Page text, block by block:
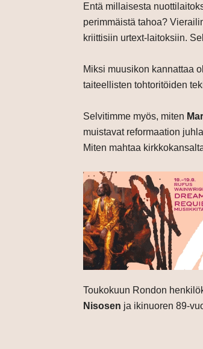
Entä millaisesta
perimmäistä tahoa?
kriittisiin urtext-laitoksiin.
Miksi muusikon kannattaa
taiteellisten tohtoritöiden
Selvitimme myös, miten
muistavat reformaation
Miten mahtaa
Toukokuun Rondon
Nisosen ja ikinuoren 89-